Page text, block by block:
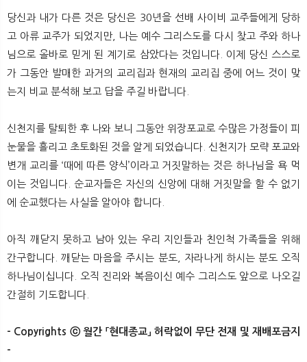
당신과 내가 다른 것은 당신은 30년을 선배 사이비 교주들에게 당하
고 아류 교주가 되었지만, 나는 예수 그리스도를 다시 찾고 주와 하나
님으로 올바로 믿게 된 계기로 삼았다는 것입니다. 이제 당신 스스로
가 그동안 발매한 과거의 교리집과 현재의 교리집 중에 어느 것이 맞
는지 비교 분석해 보고 답을 주길 바랍니다.
신천지를 탈퇴한 후 나와 보니 그동안 위장포교로 수많은 가정들이 피
눈물을 흘리고 초토화된 것을 알게 되었습니다. 신천지가 모략 포교와
변개 교리를 ‘때에 따른 양식’이라고 거짓말하는 것은 하나님을 욕 먹
이는 것입니다. 순교자들은 자신의 신앙에 대해 거짓말을 할 수 없기
에 순교했다는 사실을 알아야 합니다.
아직 깨닫지 못하고 남아 있는 우리 지인들과 친인척 가족들을 위해
간구합니다. 깨닫는 마음을 주시는 분도, 자라나게 하시는 분도 오직
하나님이십니다. 오직 진리와 복음이신 예수 그리스도 앞으로 나오길
간절히 기도합니다.​
- Copyrights ⓒ 월간 「현대종교」 허락없이 무단 전재 및 재배포금지
-